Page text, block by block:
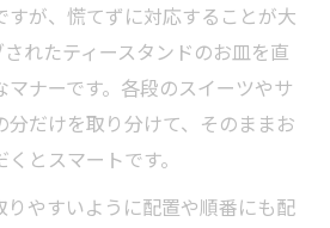
が、慌てずに対応することが大
れたティースタンドのお皿を直
ナーです。各段のスイーツやサ
分だけを取り分けて、そのままお
とスマートです。
りやすいように配置や順番にも配